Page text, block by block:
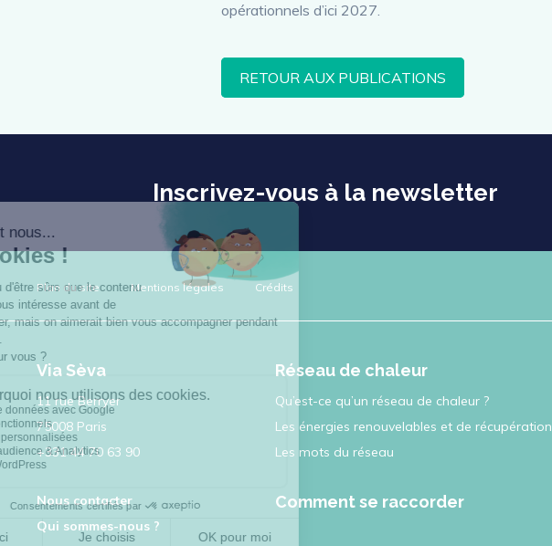
opérationnels d’ici 2027.
RETOUR AUX PUBLICATIONS
Inscrivez-vous à la newsletter
Plan du site Mentions légales Crédits
Via Sèva
11 rue Berryer
75008 Paris
+331 44 70 63 90
Nous contacter
Qui sommes-nous ?
Réseau de chaleur
Qu’est-ce qu’un réseau de chaleur ?
Les énergies renouvelables et de récupération
Les mots du réseau
Comment se raccorder